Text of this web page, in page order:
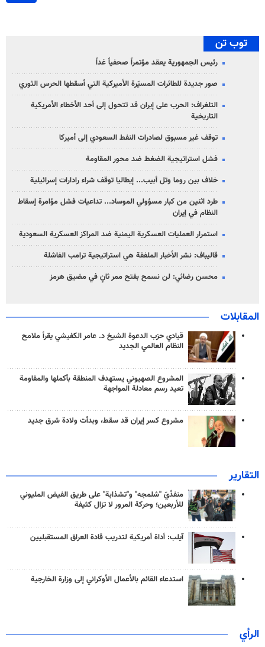
توب تن
رئيس الجمهورية يعقد مؤتمراً صحفياً غداً
صور جديدة للطائرات المسيّرة الأميركية التي أسقطها الحرس الثوري
التلغراف: الحرب على إيران قد تتحول إلى أحد الأخطاء الأمريكية
التاريخية
توقف غير مسبوق لصادرات النفط السعودي إلى أميركا
فشل استراتيجية الضغط ضد محور المقاومة
خلاف بين روما وتل أبيب... إيطاليا توقف شراء رادارات إسرائيلية
طرد اثنين من كبار مسؤولي الموساد... تداعيات فشل مؤامرة إسقاط
النظام في إيران
استمرار العمليات العسكرية اليمنية ضد المراكز العسكرية السعودية
قاليباف: نشر الأخبار الملفقة هي استراتيجية ترامب الفاشلة
محسن رضائي: لن نسمح بفتح ممر ثانٍ في مضيق هرمز
المقابلات
قيادي حزب الدعوة الشيخ د. عامر الكفيشي يقرأ ملامح
النظام العالمي الجديد
المشروع الصهيوني يستهدف المنطقة بأكملها والمقاومة
تعيد رسم معادلة المواجهة
مشروع كسر إيران قد سقط، وبدأت ولادة شرق جديد
التقارير
منفذَيّ "شلمجه" و"تشذابة" على طريق الفيض المليوني
للأربعين؛ وحركة المرور لا تزال كثيفة
آيلب: أداة أمريكية لتدريب قادة العراق المستقبليين
استدعاء القائم بالأعمال الأوكراني إلى وزارة الخارجية
الرأي